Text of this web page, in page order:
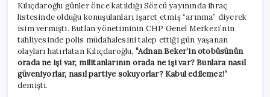
Kılıçdaroğlu günler önce katıldığı Sözcü yayınında ihraç
listesinde olduğu konuşulanları işaret etmiş “arınma” diyerek
isim vermişti. Butlan yönetiminin CHP Genel Merkezi’nin
tahliyesinde polis müdahalesini talep ettiği gün yaşanan
olayları hatırlatan Kılıçdaroğlu, “Adnan Beker’in otobüsünün
orada ne işi var, militanlarının orada ne işi var? Bunlara nasıl
güveniyorlar, nasıl partiye sokuyorlar? Kabul edilemez!”
demişti.